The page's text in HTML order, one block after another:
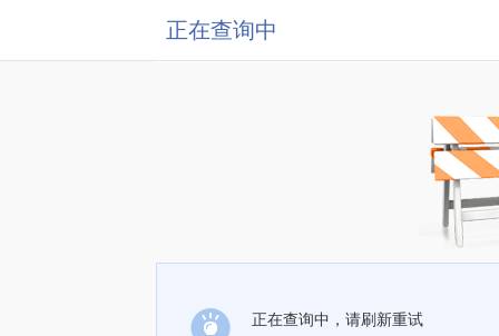
正在查询中
正在查询中，请刷新重试